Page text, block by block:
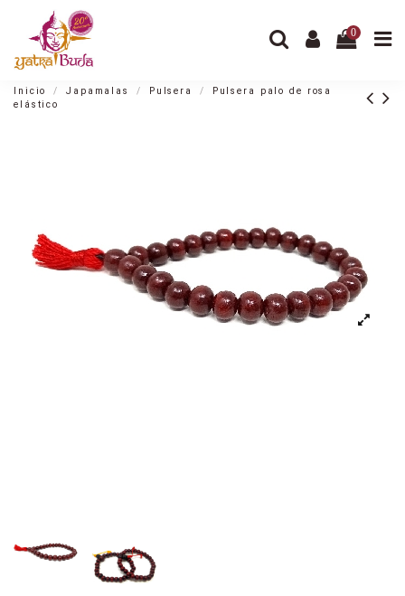
0
Inicio Japamalas Pulsera
Pulsera palo de rosa
elástico